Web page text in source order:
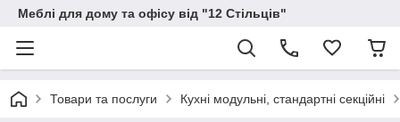
Меблі для дому та офісу від "12 Стільців"
Товари та послуги Кухні модульні, стандартні секційні